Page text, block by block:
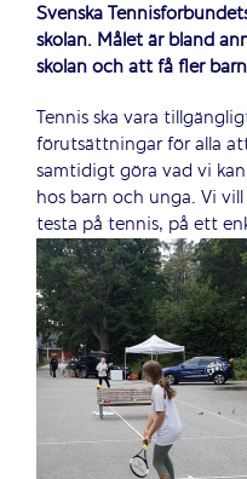
Svenska
skolan. Målet är bland
skolan och att få fler
Tennis ska vara
förutsättningar för alla
samtidigt göra vad vi
hos barn och unga. Vi
testa på tennis, på ett